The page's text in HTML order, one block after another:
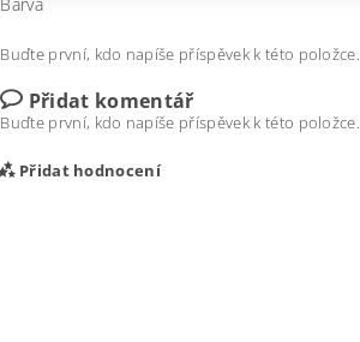
Buďte první, kdo napíše příspěvek k této položce.
Přidat komentář
Buďte první, kdo napíše příspěvek k této položce.
Přidat hodnocení